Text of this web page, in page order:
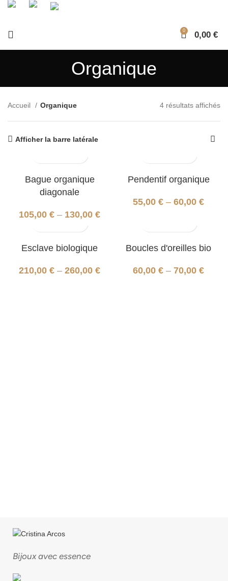
0 0,00 €
Organique
Accueil Organique 4 résultats affichés
Afficher la barre latérale
Bague organique
diagonale
105,00 € – 130,00 €
Pendentif organique
55,00 € – 60,00 €
Esclave biologique
210,00 € – 260,00 €
Boucles d'oreilles bio
60,00 € – 70,00 €
Bijoux avec essence